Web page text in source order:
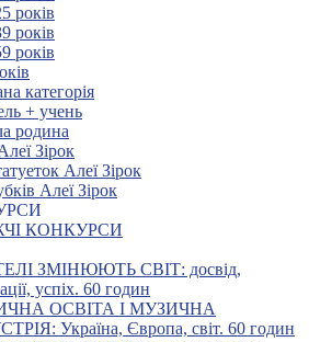
років
років
років
категорія
+ учень
родина
Зірок
Алеї Зірок
Алеї Зірок
КОНКУРСИ
ЗМІНЮЮТЬ СВІТ: досвід,
успіх. 60 годин
ОСВІТА І МУЗИЧНА
Україна, Європа, світ. 60 годин